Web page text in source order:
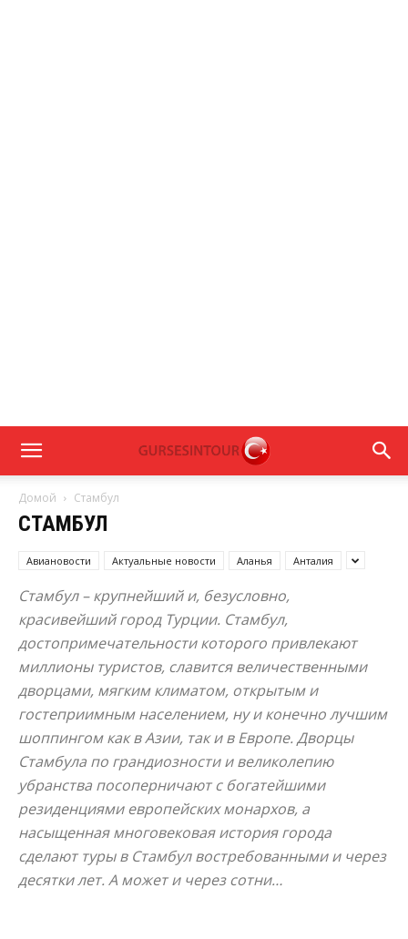
Домой Стамбул
СТАМБУЛ
Авиановости Актуальные новости Аланья Анталия
Стамбул – крупнейший и, безусловно,
красивейший город Турции. Стамбул,
достопримечательности которого привлекают
миллионы туристов, славится величественными
дворцами, мягким климатом, открытым и
гостеприимным населением, ну и конечно лучшим
шоппингом как в Азии, так и в Европе. Дворцы
Стамбула по грандиозности и великолепию
убранства посоперничают с богатейшими
резиденциями европейских монархов, а
насыщенная многовековая история города
сделают туры в Стамбул востребованными и через
десятки лет. А может и через сотни…